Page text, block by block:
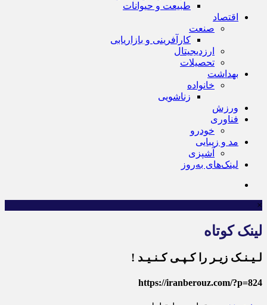
طبیعت و حیوانات
اقتصاد
صنعت
کارآفرینی و بازاریابی
ارزدیجیتال
تحصیلات
بهداشت
خانواده
زناشویی
ورزش
فناوری
خودرو
مد و زیبایی
آشپزی
لینک‌های به‌روز
×
لینک کوتاه
لـیـنـک زیـر را کـپـی کـنـیـد !
https://iranberouz.com/?p=824